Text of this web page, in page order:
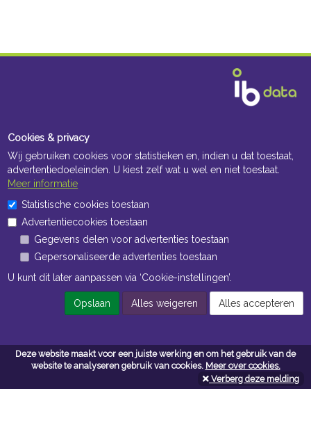
Deze website maakt voor een juiste werking en om het gebruik van de
website te analyseren gebruik van cookies. Meer over cookies.
Verberg deze melding
Openingstijden Kantoor
ma t/m vr 8:30 uur tot 17:00 uur
Openingstijden Magazijn
ma t/m vr 7:00 uur tot 16:30 uur
Navigatie
Algemene voorwaarden
Privacy
Cookies & privacy
Wij gebruiken cookies voor statistieken en, indien u dat toestaat,
advertentiedoeleinden. U kiest zelf wat u wel en niet toestaat.
Meer informatie
Statistische cookies toestaan
Advertentiecookies toestaan
Gegevens delen voor advertenties toestaan
Gepersonaliseerde advertenties toestaan
U kunt dit later aanpassen via ‘Cookie-instellingen’.
Opslaan Alles weigeren Alles accepteren